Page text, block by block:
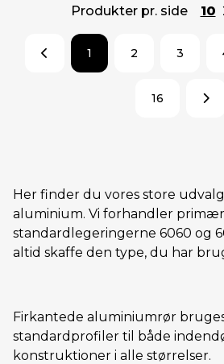
Produkter pr. side
10
1 2 3
16
Her finder du vores store
aluminium. Vi forhandler
standardlegeringerne 6060 og
altid skaffe den type, du har
Firkantede aluminiumrør
standardprofiler til både
konstruktioner i alle størrelser.